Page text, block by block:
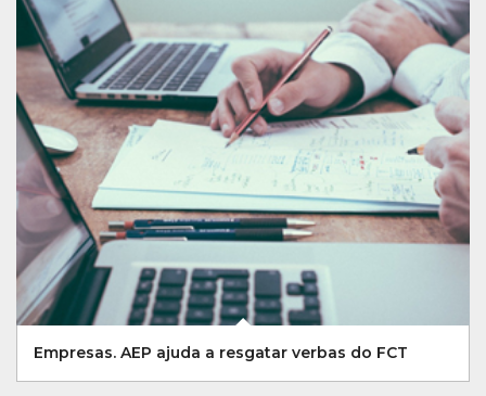
Empresas. AEP ajuda a resgatar verbas do FCT